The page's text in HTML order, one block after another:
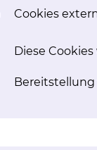
Cookies
Diese
Bereitstellung